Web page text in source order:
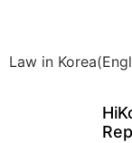
Law in